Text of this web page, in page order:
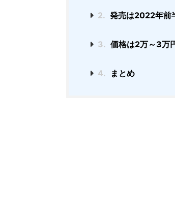
2. 発売は2022年前
3. 価格は2万～3万
4. まとめ